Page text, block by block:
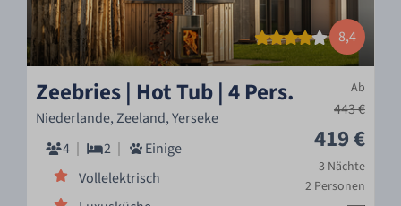
8,4
Ab
443 €
419 €
3 Nächte
2 Personen
Zeebries | Hot Tub | 4 Pers.
Niederlande, Zeeland, Yerseke
4
2
Einige
Vollelektrisch